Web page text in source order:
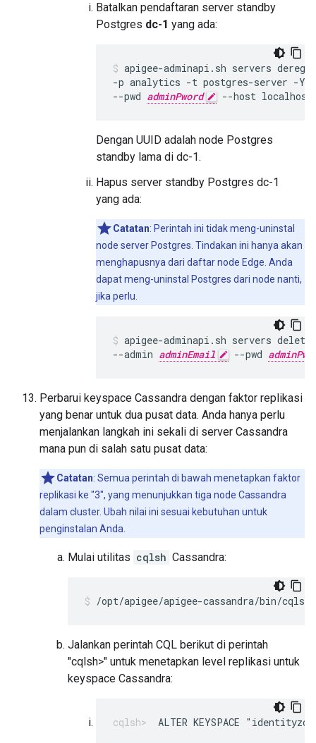
Batalkan pendaftaran server standby
Postgres dc-1 yang ada:
apigee-adminapi.sh servers
-p analytics -t postgres-server -Y
--pwd adminPword --host localhost
Dengan UUID adalah node Postgres
standby lama di dc-1.
Hapus server standby Postgres dc-1
yang ada:
Catatan: Perintah ini tidak meng-uninstal
node server Postgres. Tindakan ini hanya akan
menghapusnya dari daftar node Edge. Anda
dapat meng-uninstal Postgres dari node nanti,
jika perlu.
apigee-adminapi.sh servers
--admin adminEmail --pwd
Perbarui keyspace Cassandra dengan faktor replikasi
yang benar untuk dua pusat data. Anda hanya perlu
menjalankan langkah ini sekali di server Cassandra
mana pun di salah satu pusat data:
Catatan: Semua perintah di bawah menetapkan faktor
replikasi ke "3", yang menunjukkan tiga node Cassandra
dalam cluster. Ubah nilai ini sesuai kebutuhan untuk
penginstalan Anda.
Mulai utilitas cqlsh Cassandra:
/opt/apigee/apigee-cassandra/bin/cqlsh
Jalankan perintah CQL berikut di perintah
"cqlsh>" untuk menetapkan level replikasi untuk
keyspace Cassandra:
ALTER KEYSPACE